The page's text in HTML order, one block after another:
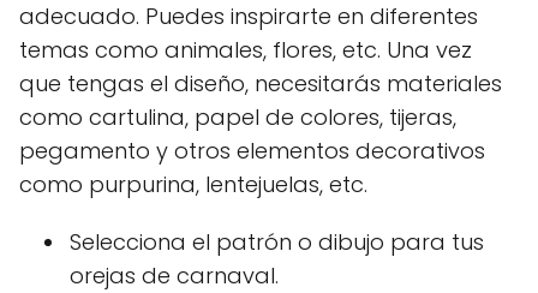
adecuado. Puedes inspirarte en diferentes
temas como animales, flores, etc. Una vez
que tengas el diseño, necesitarás materiales
como cartulina, papel de colores, tijeras,
pegamento y otros elementos decorativos
como purpurina, lentejuelas, etc.
Selecciona el patrón o dibujo para tus
orejas de carnaval.